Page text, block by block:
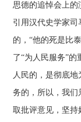
思德的追悼会上的
引用汉代史学家
的，“他的死是比
了“为人民服务”
人民的，是彻底地
务的，所以，我们
取批评意见，坚持